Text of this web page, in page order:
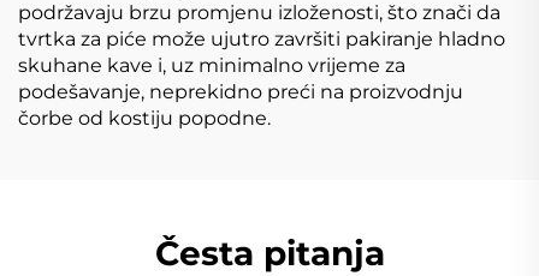
podržavaju brzu promjenu izloženosti, što znači da
tvrtka za piće može ujutro završiti pakiranje hladno
skuhane kave i, uz minimalno vrijeme za
podešavanje, neprekidno preći na proizvodnju
čorbe od kostiju popodne.
Česta pitanja